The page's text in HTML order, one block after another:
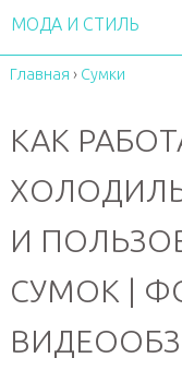
МОДА И СТИЛЬ
Главная › Сумки
КАК
И
СУМОК |